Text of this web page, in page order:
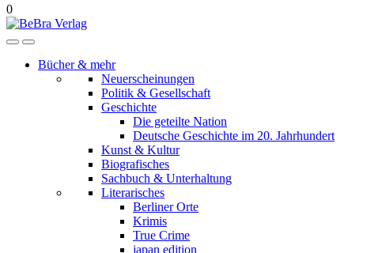
0
Bücher & mehr
Neuerscheinungen
Politik & Gesellschaft
Geschichte
Die geteilte Nation
Deutsche Geschichte im 20. Jahrhundert
Kunst & Kultur
Biografisches
Sachbuch & Unterhaltung
Literarisches
Berliner Orte
Krimis
True Crime
japan edition